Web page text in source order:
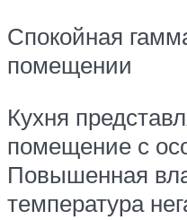
Спокойная
помещении
Кухня
помещение с
Повышенная
температура